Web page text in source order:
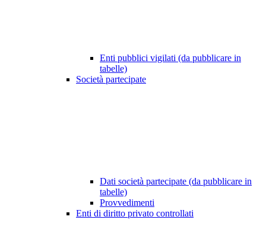
Enti pubblici vigilati (da pubblicare in
tabelle)
Società partecipate
Dati società partecipate (da pubblicare in
tabelle)
Provvedimenti
Enti di diritto privato controllati